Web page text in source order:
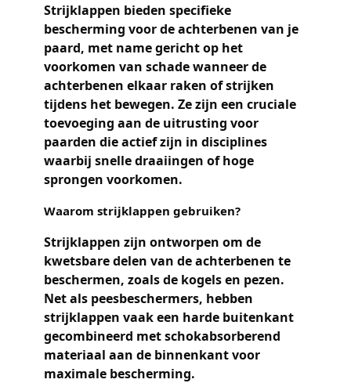
Strijklappen bieden specifieke
bescherming voor de achterbenen van je
paard, met name gericht op het
voorkomen van schade wanneer de
achterbenen elkaar raken of strijken
tijdens het bewegen. Ze zijn een cruciale
toevoeging aan de uitrusting voor
paarden die actief zijn in disciplines
waarbij snelle draaiingen of hoge
sprongen voorkomen.
Waarom strijklappen gebruiken?
Strijklappen zijn ontworpen om de
kwetsbare delen van de achterbenen te
beschermen, zoals de kogels en pezen.
Net als peesbeschermers, hebben
strijklappen vaak een harde buitenkant
gecombineerd met schokabsorberend
materiaal aan de binnenkant voor
maximale bescherming.